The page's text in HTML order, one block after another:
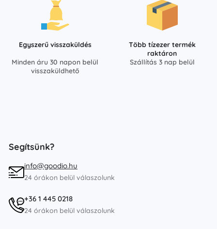
Egyszerű visszaküldés
Minden áru 30 napon belül
visszaküldhető
Több tízezer termék
raktáron
Szállítás 3 nap belül
Segítsünk?
info@goodio.hu
24 órákon belül válaszolunk
+36 1 445 0218
24 órákon belül válaszolunk